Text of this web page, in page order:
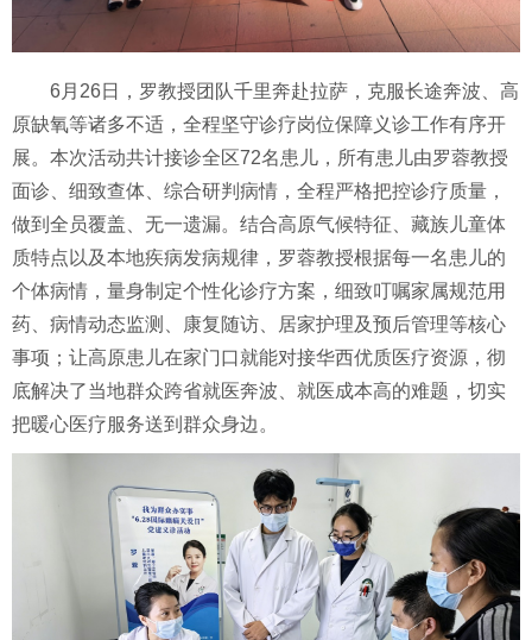
6月26日，罗教授团队千里奔赴拉萨，克服长途奔波、高
原缺氧等诸多不适，全程坚守诊疗岗位保障义诊工作有序开
展。本次活动共计接诊全区72名患儿，所有患儿由罗蓉教授
面诊、细致查体、综合研判病情，全程严格把控诊疗质量，
做到全员覆盖、无一遗漏。结合高原气候特征、藏族儿童体
质特点以及本地疾病发病规律，罗蓉教授根据每一名患儿的
个体病情，量身制定个性化诊疗方案，细致叮嘱家属规范用
药、病情动态监测、康复随访、居家护理及预后管理等核心
事项；让高原患儿在家门口就能对接华西优质医疗资源，彻
底解决了当地群众跨省就医奔波、就医成本高的难题，切实
把暖心医疗服务送到群众身边。